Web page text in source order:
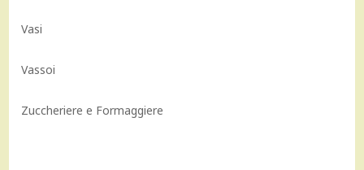
Vasi
Vassoi
Zuccheriere e Formaggiere